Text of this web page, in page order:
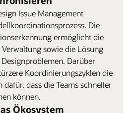
Issue Management
Die
ermöglicht die
sowie die Lösung
Darüber
Koordinierungszyklen die
dafür, dass die Teams schneller
können.
Ökosystem